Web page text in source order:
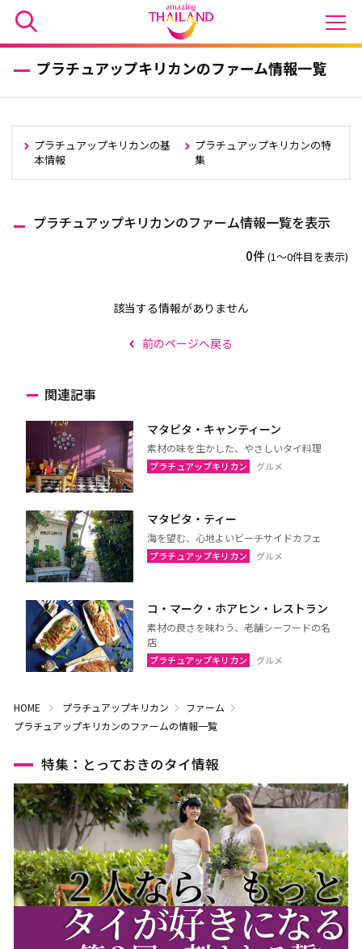
プラチュアップキリカンのファーム情報一覧
プラチュアップキリカンの基
本情報
プラチュアップキリカンの特
集
プラチュアップキリカンのファーム情報一覧を表示
0件(1〜0件目を表示)
該当する情報がありません
前のページへ戻る
関連記事
マタピタ・キャンティーン
素材の味を生かした、やさしいタイ料理
プラチュアップキリカン グルメ
マタピタ・ティー
海を望む、心地よいビーチサイドカフェ
プラチュアップキリカン グルメ
コ・マーク・ホアヒン・レストラン
素材の良さを味わう、老舗シーフードの名
店
プラチュアップキリカン グルメ
HOME プラチュアップキリカン
ファーム
プラチュアップキリカンのファームの情報一覧
特集：とっておきのタイ情報